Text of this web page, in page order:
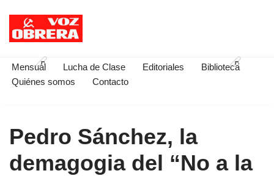
Saltar
contenido
Mensual Lucha de Clase Editoriales
Biblioteca
Quiénes somos
Contacto
Pedro Sánchez, la
demagogia del “No a la